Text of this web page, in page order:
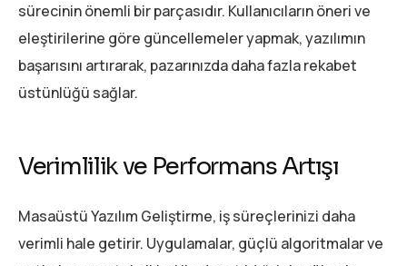
sürecinin önemli bir parçasıdır. Kullanıcıların öneri ve
eleştirilerine göre güncellemeler yapmak, yazılımın
başarısını artırarak, pazarınızda daha fazla rekabet
üstünlüğü sağlar.
Verimlilik ve Performans Artışı
Masaüstü Yazılım Geliştirme, iş süreçlerinizi daha
verimli hale getirir. Uygulamalar, güçlü algoritmalar ve